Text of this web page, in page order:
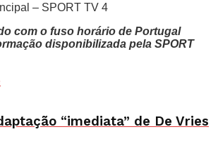
– SPORT TV 4
com o fuso horário de Portugal
disponibilizada pela SPORT
“imediata” de De Vries